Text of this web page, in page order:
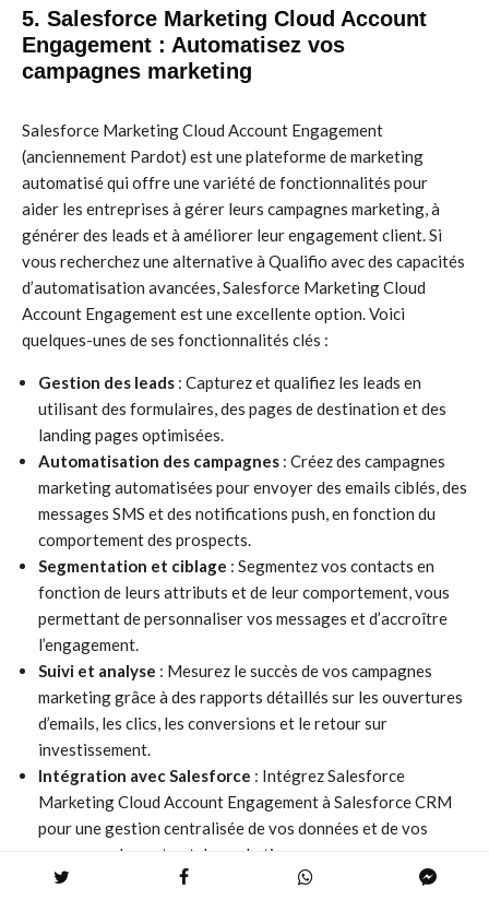
5. Salesforce Marketing Cloud Account
Engagement : Automatisez vos
campagnes marketing
Salesforce Marketing Cloud Account Engagement
(anciennement Pardot) est une plateforme de marketing
automatisé qui offre une variété de fonctionnalités pour
aider les entreprises à gérer leurs campagnes marketing, à
générer des leads et à améliorer leur engagement client. Si
vous recherchez une alternative à Qualifio avec des capacités
d’automatisation avancées, Salesforce Marketing Cloud
Account Engagement est une excellente option. Voici
quelques-unes de ses fonctionnalités clés :
Gestion des leads : Capturez et qualifiez les leads en
utilisant des formulaires, des pages de destination et des
landing pages optimisées.
Automatisation des campagnes : Créez des campagnes
marketing automatisées pour envoyer des emails ciblés, des
messages SMS et des notifications push, en fonction du
comportement des prospects.
Segmentation et ciblage : Segmentez vos contacts en
fonction de leurs attributs et de leur comportement, vous
permettant de personnaliser vos messages et d’accroître
l’engagement.
Suivi et analyse : Mesurez le succès de vos campagnes
marketing grâce à des rapports détaillés sur les ouvertures
d’emails, les clics, les conversions et le retour sur
investissement.
Intégration avec Salesforce : Intégrez Salesforce
Marketing Cloud Account Engagement à Salesforce CRM
pour une gestion centralisée de vos données et de vos
processus de vente et de marketing.